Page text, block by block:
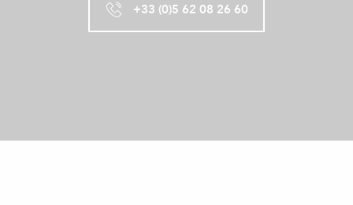
+33 (0)5 62 08 26 60